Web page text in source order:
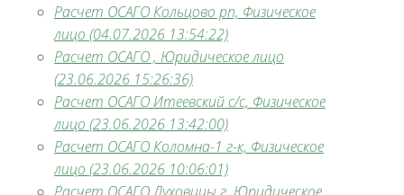
Расчет ОСАГО Кольцово рп, Физическое
лицо (04.07.2026 13:54:22)
Расчет ОСАГО , Юридическое лицо
(23.06.2026 15:26:36)
Расчет ОСАГО Итеевский с/с, Физическое
лицо (23.06.2026 13:42:00)
Расчет ОСАГО Коломна-1 г-к, Физическое
лицо (23.06.2026 10:06:01)